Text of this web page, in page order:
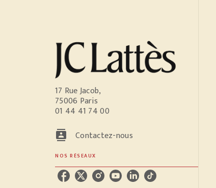
17 Rue Jacob,
75006 Paris
01 44 41 74 00
contacts Contactez-nous
NOS RÉSEAUX